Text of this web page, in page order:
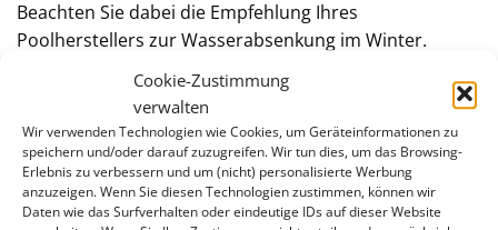
Cookie-Zustimmung
verwalten
Wir verwenden Technologien wie Cookies, um Geräteinformationen zu
speichern und/oder darauf zuzugreifen. Wir tun dies, um das Browsing-
Erlebnis zu verbessern und um (nicht) personalisierte Werbung
anzuzeigen. Wenn Sie diesen Technologien zustimmen, können wir
Daten wie das Surfverhalten oder eindeutige IDs auf dieser Website
Beachten Sie dabei die Empfehlung Ihres
Poolherstellers zur Wasserabsenkung im Winter.
Premium-Winterabdeckung für Rundpools
Stabiler Spanngurt mit Metallratsche